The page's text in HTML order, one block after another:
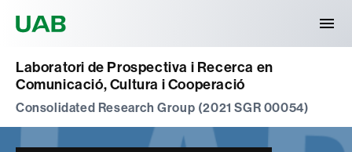
Laboratori de Prospectiva i Recerca en
Comunicació, Cultura i Cooperació
Consolidated Research Group (2021 SGR 00054)